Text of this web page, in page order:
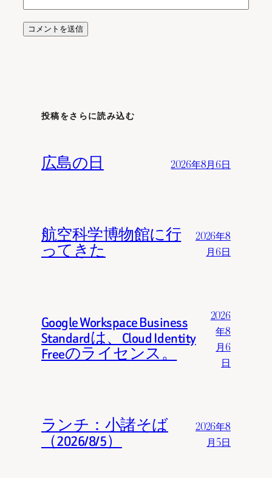
投稿をさらに読み込む
広島の日 2026年8月6日
航空科学博物館に行
ってきた
2026年8
月6日
Google Workspace Business
Standardは、Cloud Identity
Freeのライセンス。
2026
年8
月6
日
ランチ：小諸そば
（2026/8/5）
2026年8
月5日